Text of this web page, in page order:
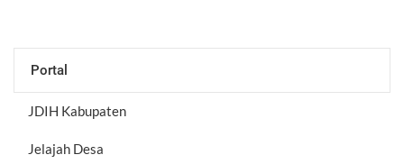
Portal
JDIH Kabupaten
Jelajah Desa